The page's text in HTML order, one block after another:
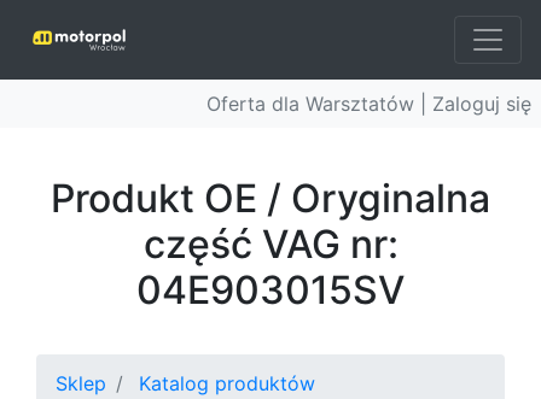
Oferta dla Warsztatów | Zaloguj się
Produkt OE / Oryginalna
część VAG nr:
04E903015SV
Sklep
Katalog produktów